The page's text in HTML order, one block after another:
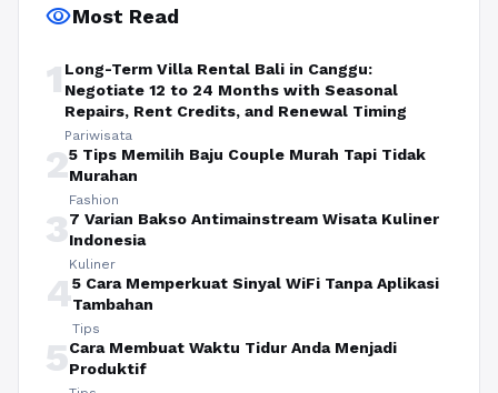
visibilityMost Read
1 Long-Term Villa Rental Bali in Canggu:
Negotiate 12 to 24 Months with Seasonal
Repairs, Rent Credits, and Renewal Timing
Pariwisata
25 Tips Memilih Baju Couple Murah Tapi Tidak
Murahan
Fashion
37 Varian Bakso Antimainstream Wisata Kuliner
Indonesia
Kuliner
45 Cara Memperkuat Sinyal WiFi Tanpa Aplikasi
Tambahan
Tips
5Cara Membuat Waktu Tidur Anda Menjadi
Produktif